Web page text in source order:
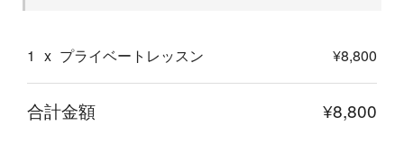
1 x プライベートレッスン ¥8,800
合計金額 ¥8,800